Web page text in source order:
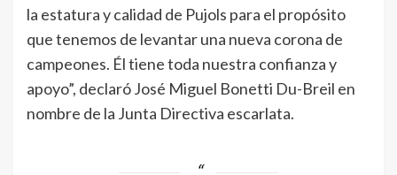
la estatura y calidad de Pujols para el propósito
que tenemos de levantar una nueva corona de
campeones. Él tiene toda nuestra confianza y
apoyo”, declaró José Miguel Bonetti Du-Breil en
nombre de la Junta Directiva escarlata.